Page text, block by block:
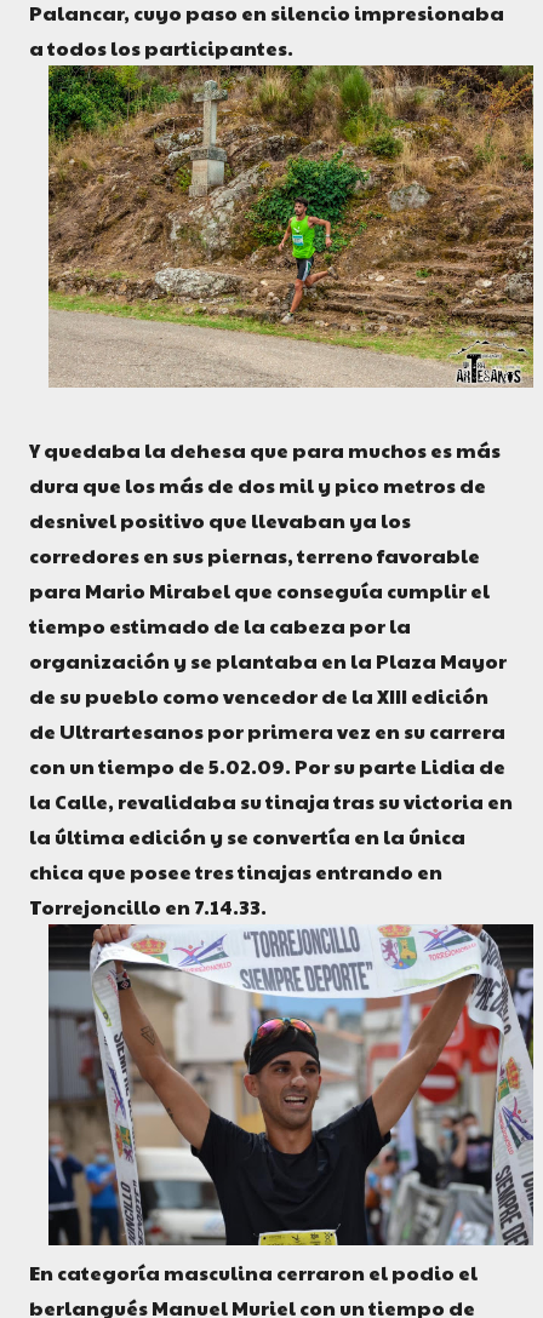
Palancar, cuyo paso en silencio impresionaba
a todos los participantes.
Y quedaba la dehesa que para muchos es más
dura que los más de dos mil y pico metros de
desnivel positivo que llevaban ya los
corredores en sus piernas, terreno favorable
para Mario Mirabel que conseguía cumplir el
tiempo estimado de la cabeza por la
organización y se plantaba en la Plaza Mayor
de su pueblo como vencedor de la XIII edición
de Ultrartesanos por primera vez en su carrera
con un tiempo de 5.02.09. Por su parte Lidia de
la Calle, revalidaba su tinaja tras su victoria en
la última edición y se convertía en la única
chica que posee tres tinajas entrando en
Torrejoncillo en 7.14.33.
En categoría masculina cerraron el podio el
berlangués Manuel Muriel con un tiempo de